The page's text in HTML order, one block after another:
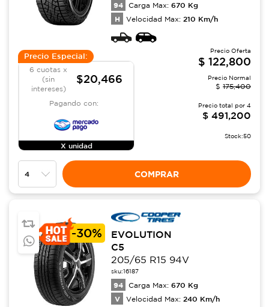
94 Carga Max: 670 Kg
H Velocidad Max: 210 Km/h
Precio Especial:
6 cuotas x
(sin
intereses)
$20,466
Pagando con:
X unidad
Precio Oferta
$ 122,800
Precio Normal
$ 175,400
Precio total por 4
$ 491,200
Stock:50
COMPRAR
-30%
EVOLUTION
C5
205/65 R15 94V
sku:16187
94 Carga Max: 670 Kg
V Velocidad Max: 240 Km/h